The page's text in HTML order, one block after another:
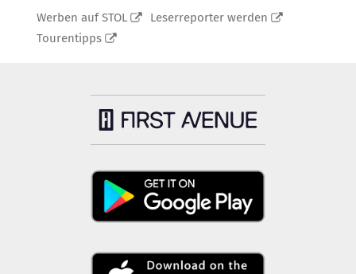
Werben auf STOL
Leserreporter werden
Tourentipps